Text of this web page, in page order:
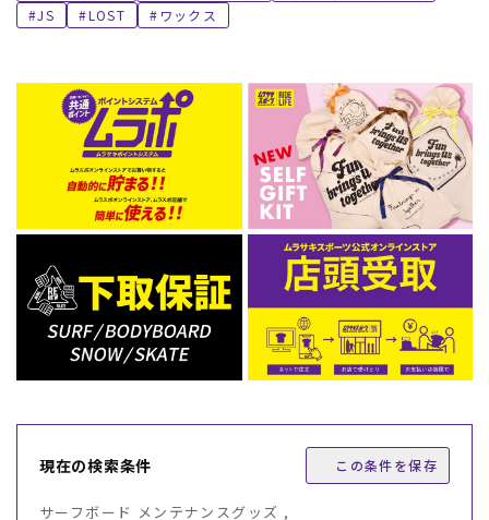
JS
LOST ワックス
現在の検索条件 この条件を保存
サーフボード メンテナンスグッズ ,